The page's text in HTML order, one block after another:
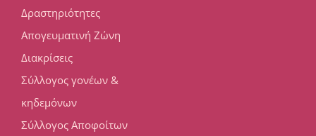
Δραστηριότητες
Απογευματινή Ζώνη
Διακρίσεις
Σύλλογος γονέων &
κηδεμόνων
Σύλλογος Αποφοίτων